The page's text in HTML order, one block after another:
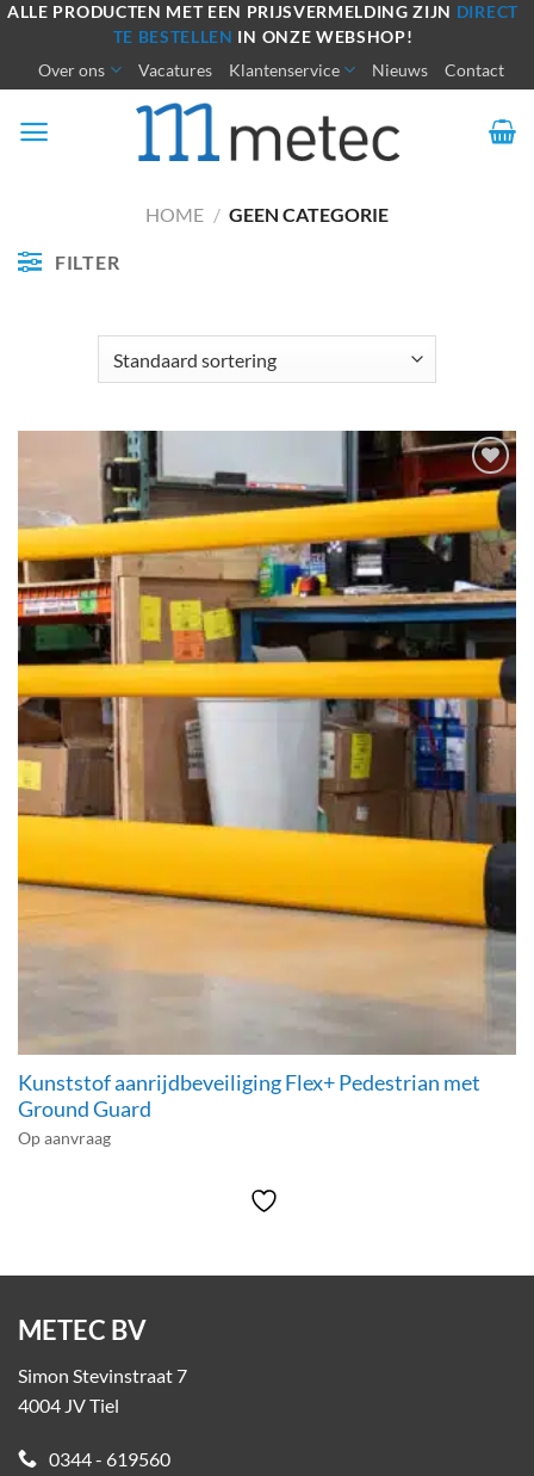
Ga
inhoud
ALLE PRODUCTEN MET EEN PRIJSVERMELDING ZIJN DIRECT
TE BESTELLEN IN ONZE WEBSHOP!
Over ons Vacatures Klantenservice Nieuws Contact
HOME / GEEN CATEGORIE
FILTER
Kunststof aanrijdbeveiliging Flex+ Pedestrian met
Ground Guard
Op aanvraag
METEC BV
Simon Stevinstraat 7
4004 JV Tiel
0344 - 619560